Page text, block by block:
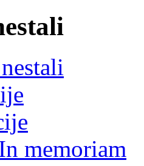
memoriam